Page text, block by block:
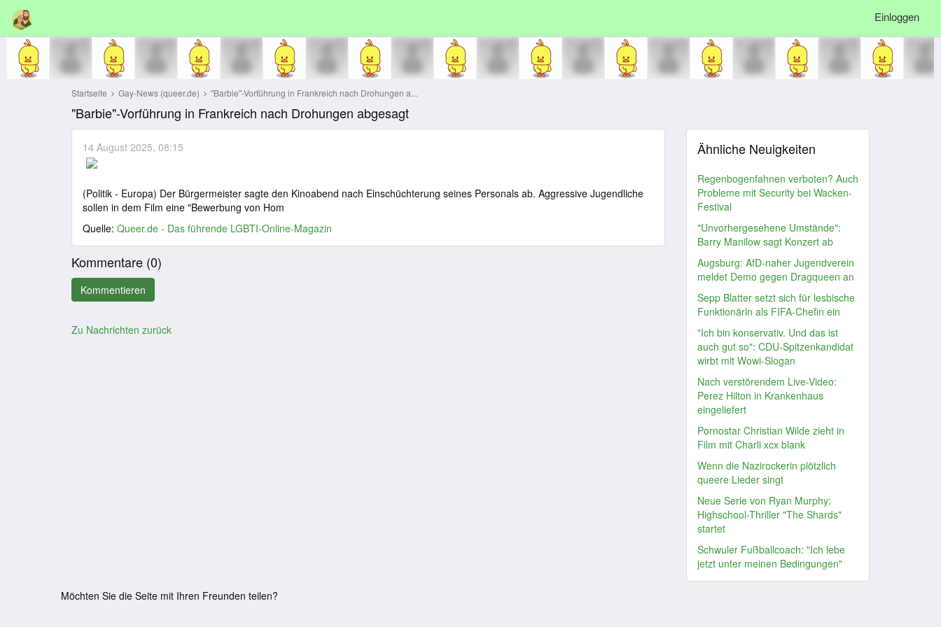
Einloggen
Startseite Gay-News (queer.de) "Barbie"-Vorführung in Frankreich nach Drohungen a...
"Barbie"-Vorführung in Frankreich nach Drohungen abgesagt
14 August 2025, 08:15
(Politik - Europa) Der Bürgermeister sagte den Kinoabend nach Einschüchterung seines Personals ab. Aggressive Jugendliche
sollen in dem Film eine "Bewerbung von Hom
Quelle: Queer.de - Das führende LGBTI-Online-Magazin
Kommentare (0)
Zu Nachrichten zurück
Ähnliche Neuigkeiten
Regenbogenfahnen verboten? Auch
Probleme mit Security bei Wacken-
Festival
"Unvorhergesehene Umstände":
Barry Manilow sagt Konzert ab
Augsburg: AfD-naher Jugendverein
meldet Demo gegen Dragqueen an
Sepp Blatter setzt sich für lesbische
Funktionärin als FIFA-Chefin ein
"Ich bin konservativ. Und das ist
auch gut so": CDU-Spitzenkandidat
wirbt mit Wowi-Slogan
Nach verstörendem Live-Video:
Perez Hilton in Krankenhaus
eingeliefert
Pornostar Christian Wilde zieht in
Film mit Charli xcx blank
Wenn die Nazirockerin plötzlich
queere Lieder singt
Neue Serie von Ryan Murphy:
Highschool-Thriller "The Shards"
startet
Schwuler Fußballcoach: "Ich lebe
jetzt unter meinen Bedingungen"
Möchten Sie die Seite mit Ihren Freunden teilen?